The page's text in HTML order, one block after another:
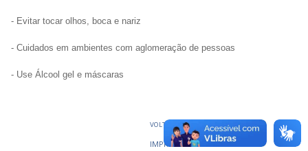
- Evitar tocar olhos, boca e nariz
- Cuidados em ambientes com aglomeração de pessoas
- Use Álcool gel e máscaras
VOLTAR
IMPRIMIR